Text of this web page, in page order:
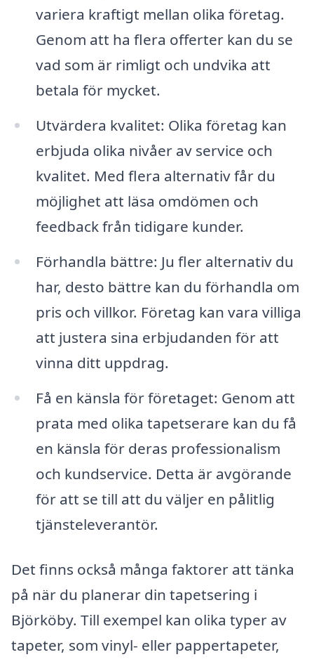
variera kraftigt mellan olika företag.
Genom att ha flera offerter kan du se
vad som är rimligt och undvika att
betala för mycket.
Utvärdera kvalitet: Olika företag kan
erbjuda olika nivåer av service och
kvalitet. Med flera alternativ får du
möjlighet att läsa omdömen och
feedback från tidigare kunder.
Förhandla bättre: Ju fler alternativ du
har, desto bättre kan du förhandla om
pris och villkor. Företag kan vara villiga
att justera sina erbjudanden för att
vinna ditt uppdrag.
Få en känsla för företaget: Genom att
prata med olika tapetserare kan du få
en känsla för deras professionalism
och kundservice. Detta är avgörande
för att se till att du väljer en pålitlig
tjänsteleverantör.
Det finns också många faktorer att tänka
på när du planerar din tapetsering i
Björköby. Till exempel kan olika typer av
tapeter, som vinyl- eller pappertapeter,